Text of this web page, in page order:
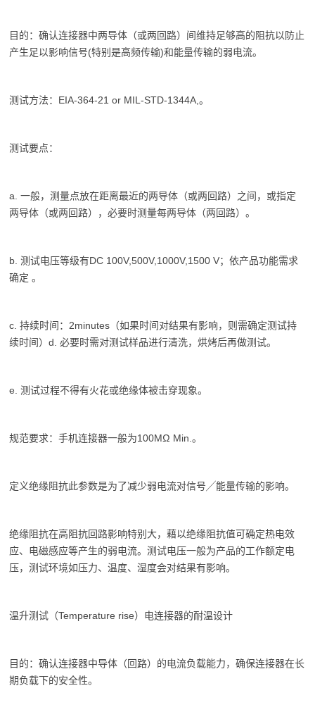
目的：确认连接器中两导体（或两回路）间维持足够高的阻抗以防止
产生足以影响信号(特别是高频传输)和能量传输的弱电流。
测试方法：EIA-364-21 or MIL-STD-1344A,。
测试要点：
a. 一般，测量点放在距离最近的两导体（或两回路）之间，或指定
两导体（或两回路），必要时测量每两导体（两回路）。
b. 测试电压等级有DC 100V,500V,1000V,1500 V；依产品功能需求
确定 。
c. 持续时间：2minutes（如果时间对结果有影响，则需确定测试持
续时间）d. 必要时需对测试样品进行清洗，烘烤后再做测试。
e. 测试过程不得有火花或绝缘体被击穿现象。
规范要求：手机连接器一般为100MΩ Min.。
定义绝缘阻抗此参数是为了减少弱电流对信号╱能量传输的影响。
绝缘阻抗在高阻抗回路影响特别大，藉以绝缘阻抗值可确定热电效
应、电磁感应等产生的弱电流。测试电压一般为产品的工作额定电
压，测试环境如压力、温度、湿度会对结果有影响。
温升测试（Temperature rise）电连接器的耐温设计
目的：确认连接器中导体（回路）的电流负载能力，确保连接器在长
期负载下的安全性。